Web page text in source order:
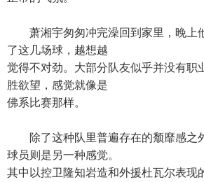
萧湘宇匆匆冲完澡回到家里，晚上
了这几场球，越想越
觉得不对劲。大部分队友似乎并没有职
胜欲望，感觉就像是
佛系比赛那样。
除了这种队里普遍存在的颓靡感之
球员则是另一种感觉。
其中以控卫隆知岩造和外援杜瓦尔表现